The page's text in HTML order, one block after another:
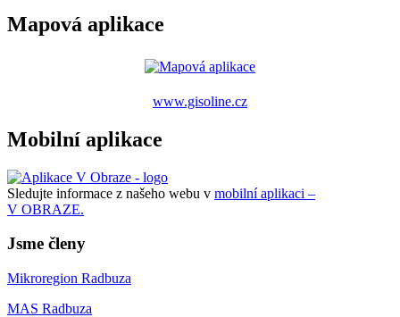
Mapová aplikace
www.gisoline.cz
Mobilní aplikace
Sledujte informace z našeho webu v mobilní aplikaci –
V OBRAZE.
Jsme členy
Mikroregion Radbuza
MAS Radbuza